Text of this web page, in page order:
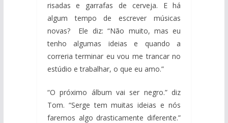
risadas e garrafas de cerveja. E há
algum tempo de escrever músicas
novas? Ele diz: “Não muito, mas eu
tenho algumas ideias e quando a
correria terminar eu vou me trancar no
estúdio e trabalhar, o que eu amo.”
“O próximo álbum vai ser negro.” diz
Tom. “Serge tem muitas ideias e nós
faremos algo drasticamente diferente.”